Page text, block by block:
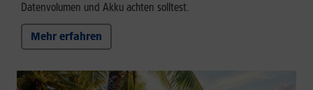
Datenvolumen und Akku achten solltest.
Mehr erfahren